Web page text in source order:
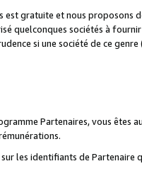
est gratuite et nous proposons
quelconques sociétés à
si une société de ce
Partenaires, vous êtes
les identifiants de Partenaire